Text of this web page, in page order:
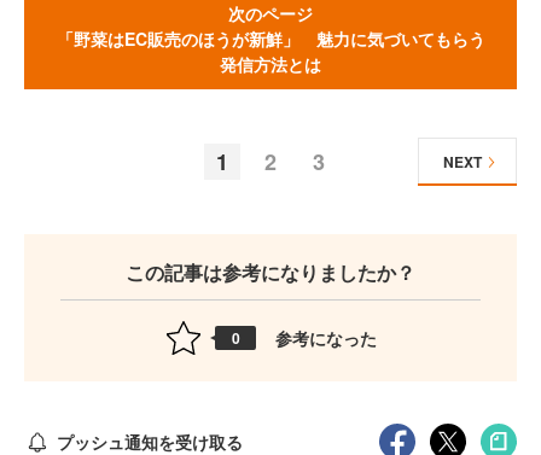
次のページ
「野菜はEC販売のほうが新鮮」 魅力に気づいてもらう
発信方法とは
1 2 3 NEXT
この記事は参考になりましたか？
0 参考になった
プッシュ通知を受け取る